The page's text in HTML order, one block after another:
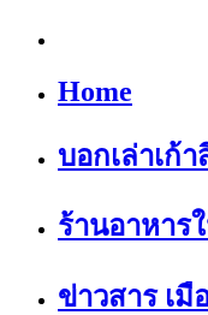
Home
บอกเล่าเก้า
ร้านอาหาร
ข่าวสาร เมื